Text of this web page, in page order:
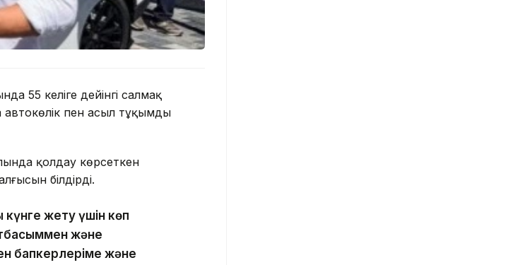
55 келіге дейінгі салмақ
автокөлік пен асыл тұқымды
қолдау көрсеткен
білдірді.
күнге жету үшін көп
және
бапкерлеріме және